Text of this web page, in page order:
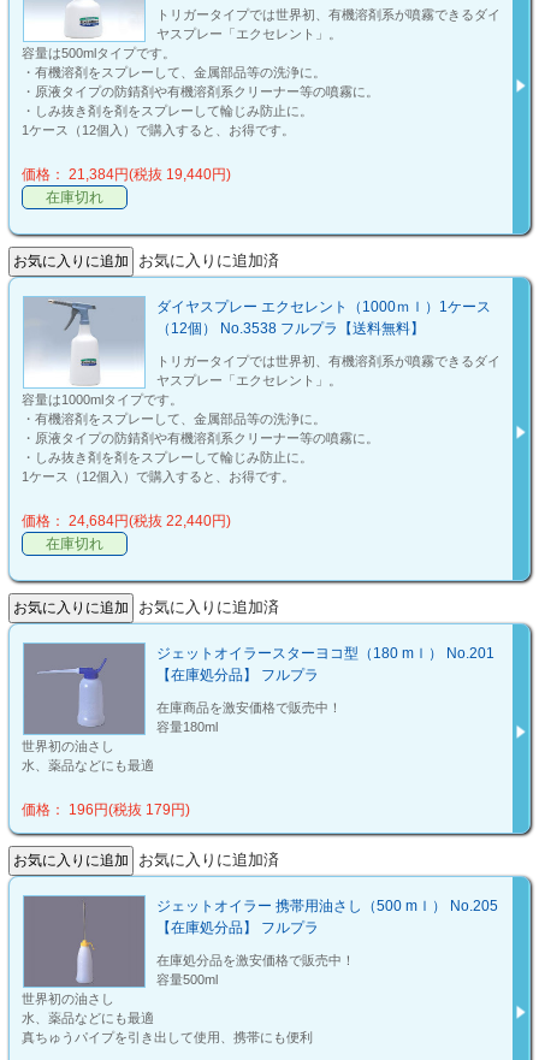
トリガータイプでは世界初、有機溶剤系が噴霧できるダイ
ヤスプレー「エクセレント」。
容量は500mlタイプです。
・有機溶剤をスプレーして、金属部品等の洗浄に。
・原液タイプの防錆剤や有機溶剤系クリーナー等の噴霧に。
・しみ抜き剤を剤をスプレーして輪じみ防止に。
1ケース（12個入）で購入すると、お得です。
価格： 21,384円(税抜 19,440円)
在庫切れ
お気に入りに追加済
ダイヤスプレー エクセレント（1000ｍｌ）1ケース
（12個） No.3538 フルプラ【送料無料】
トリガータイプでは世界初、有機溶剤系が噴霧できるダイ
ヤスプレー「エクセレント」。
容量は1000mlタイプです。
・有機溶剤をスプレーして、金属部品等の洗浄に。
・原液タイプの防錆剤や有機溶剤系クリーナー等の噴霧に。
・しみ抜き剤を剤をスプレーして輪じみ防止に。
1ケース（12個入）で購入すると、お得です。
価格： 24,684円(税抜 22,440円)
在庫切れ
お気に入りに追加済
ジェットオイラースターヨコ型（180 mｌ） No.201
【在庫処分品】 フルプラ
在庫商品を激安価格で販売中！
容量180ml
世界初の油さし
水、薬品などにも最適
価格： 196円(税抜 179円)
お気に入りに追加済
ジェットオイラー 携帯用油さし（500 mｌ） No.205
【在庫処分品】 フルプラ
在庫処分品を激安価格で販売中！
容量500ml
世界初の油さし
水、薬品などにも最適
真ちゅうパイプを引き出して使用、携帯にも便利